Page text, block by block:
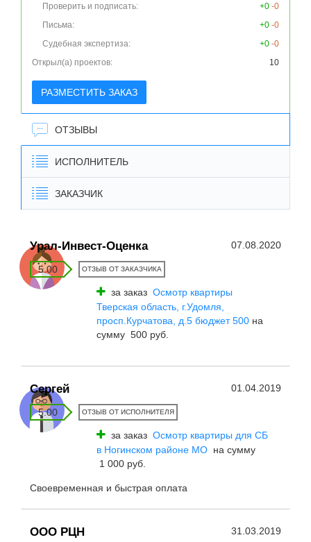
Проверить и подписать:
+0 -0
Письма:
+0 -0
Судебная экспертиза:
+0 -0
Открыл(а) проектов:
10
РАЗМЕСТИТЬ ЗАКАЗ
ОТЗЫВЫ
ИСПОЛНИТЕЛЬ
ЗАКАЗЧИК
Урал-Инвест-Оценка 07.08.2020
5.00 ОТЗЫВ ОТ ЗАКАЗЧИКА
за заказ Осмотр квартиры
Тверская область, г.Удомля,
просп.Курчатова, д.5 бюджет 500 на
сумму 500 руб.
Сергей 01.04.2019
5.00 ОТЗЫВ ОТ ИСПОЛНИТЕЛЯ
за заказ Осмотр квартиры для СБ
в Ногинском районе МО на сумму
1 000 руб.
Своевременная и быстрая оплата
ООО РЦН 31.03.2019